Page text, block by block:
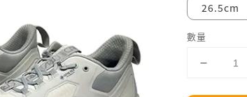
26.5cm
數量